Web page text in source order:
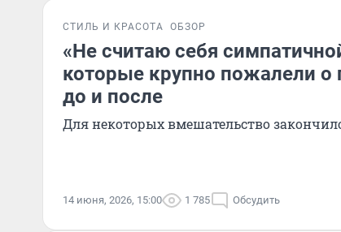
СТИЛЬ И КРАСОТА ОБЗОР
«Не считаю себя
которые крупно пожалели о
до и после
Для некоторых вмешательство
14 июня, 2026, 15:00 1 785 Обсудить